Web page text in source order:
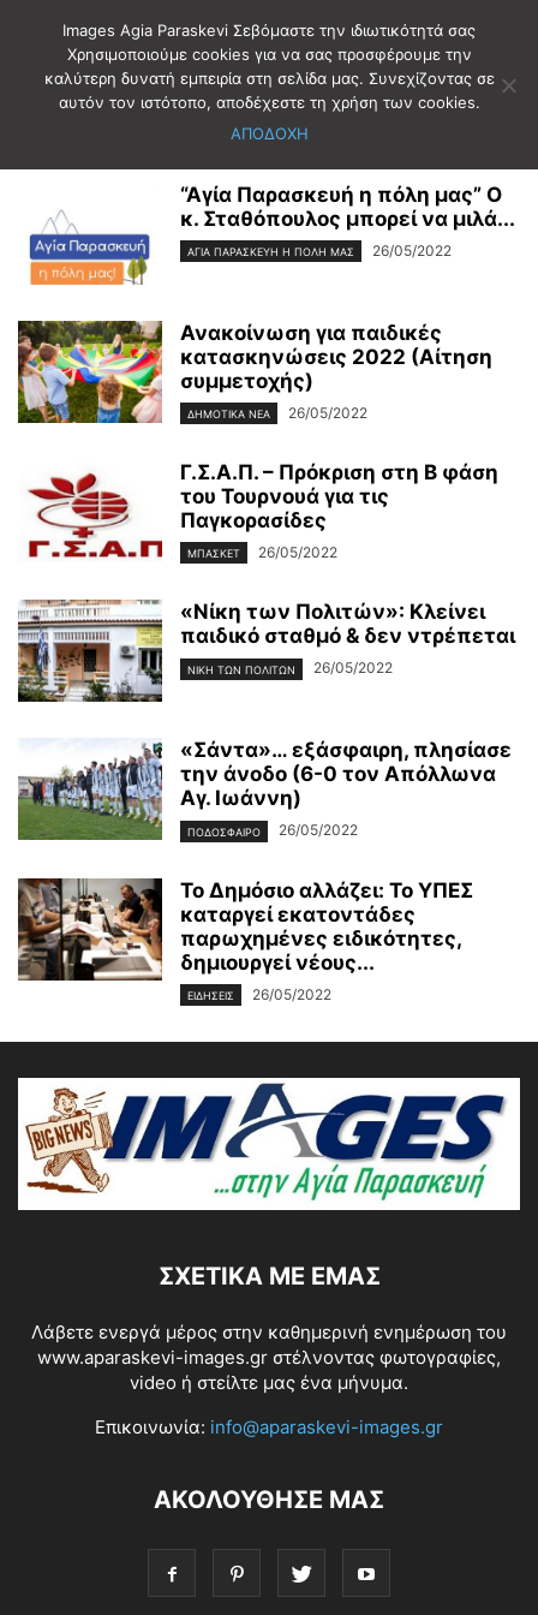
Αρχική 2022 Μάιος 26
Ημερήσιο Αρχείο: 26/05/2022
“Aγία Παρασκευή η πόλη μας” Ο
κ. Σταθόπουλος μπορεί να μιλά...
ΑΓΊΑ ΠΑΡΑΣΚΕΥΉ Η ΠΌΛΗ ΜΑΣ 26/05/2022
Ανακοίνωση για παιδικές
κατασκηνώσεις 2022 (Αίτηση
συμμετοχής)
ΔΗΜΟΤΙΚΑ ΝΕΑ 26/05/2022
Γ.Σ.Α.Π. – Πρόκριση στη Β φάση
του Τουρνουά για τις
Παγκορασίδες
ΜΠΑΣΚΕΤ 26/05/2022
«Νίκη των Πολιτών»: Κλείνει
παιδικό σταθμό & δεν ντρέπεται
ΝΊΚΗ ΤΩΝ ΠΟΛΙΤΏΝ 26/05/2022
«Σάντα»… εξάσφαιρη, πλησίασε
την άνοδο (6-0 τον Απόλλωνα
Αγ. Ιωάννη)
ΠΟΔΟΣΦΑΙΡΟ 26/05/2022
Το Δημόσιο αλλάζει: Το ΥΠΕΣ
καταργεί εκατοντάδες
παρωχημένες ειδικότητες,
δημιουργεί νέους...
ΕΙΔΗΣΕΙΣ 26/05/2022
ΣΧΕΤΙΚΆ ΜΕ ΕΜΆΣ
Λάβετε ενεργά μέρος στην καθημερινή ενημέρωση του
www.aparaskevi-images.gr στέλνοντας φωτογραφίες,
video ή στείλτε μας ένα μήνυμα.
Επικοινωνία: info@aparaskevi-images.gr
ΑΚΟΛΟΥΘΗΣΕ ΜΑΣ
Images Agia Paraskevi Σεβόμαστε την ιδιωτικότητά σας
Χρησιμοποιούμε cookies για να σας προσφέρουμε την
καλύτερη δυνατή εμπειρία στη σελίδα μας. Συνεχίζοντας σε
αυτόν τον ιστότοπο, αποδέχεστε τη χρήση των cookies.
ΑΠΟΔΟΧΗ